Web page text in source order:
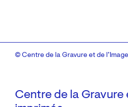
Centre de la Gravure
© Centre de la Gravure et de